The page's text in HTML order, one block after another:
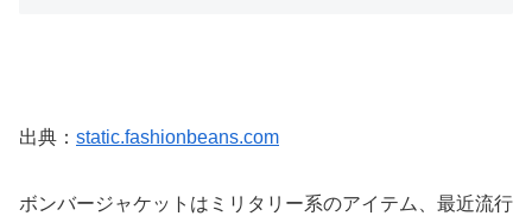
出典： static.fashionbeans.com
ボンバージャケットはミリタリー系のアイテム、最近流行